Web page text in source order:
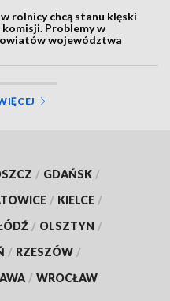
rolnicy chcą stanu klęski
komisji. Problemy w
województwa
/ GDAŃSK /
/ KIELCE /
/ OLSZTYN /
/ RZESZÓW /
/ WROCŁAW